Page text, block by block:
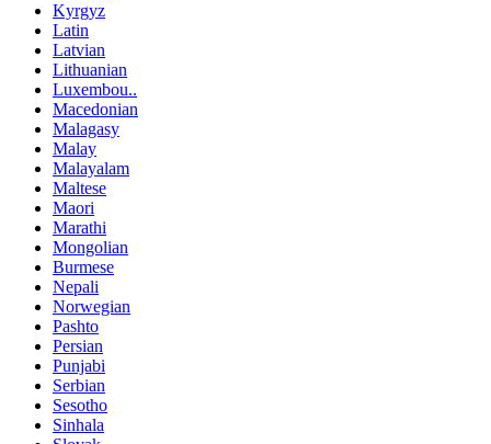
Kyrgyz
Latin
Latvian
Lithuanian
Luxembou..
Macedonian
Malagasy
Malay
Malayalam
Maltese
Maori
Marathi
Mongolian
Burmese
Nepali
Norwegian
Pashto
Persian
Punjabi
Serbian
Sesotho
Sinhala